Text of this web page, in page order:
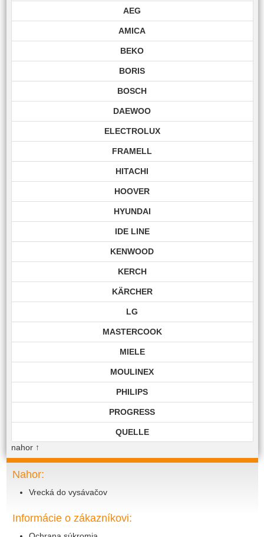
AEG
AMICA
BEKO
BORIS
BOSCH
DAEWOO
ELECTROLUX
FRAMELL
HITACHI
HOOVER
HYUNDAI
IDE LINE
KENWOOD
KERCH
KÄRCHER
LG
MASTERCOOK
MIELE
MOULINEX
PHILIPS
PROGRESS
QUELLE
SIEMENS
nahor↑
Nahor:
Vrecká do vysávačov
Informácie o zákazníkovi: